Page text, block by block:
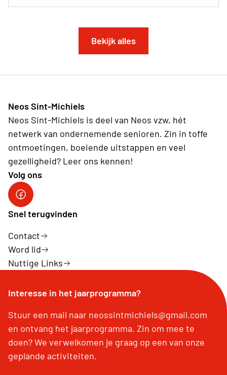
Bekijk alles
Neos Sint-Michiels
Neos Sint-Michiels is deel van Neos vzw, hét
netwerk van ondernemende senioren. Zin in toffe
ontmoetingen, boeiende uitstappen en veel
gezelligheid? Leer ons kennen!
Volg ons
Sint-Michiels op Facebook
Snel terugvinden
Contact
Word lid
Nuttige Links
Interesse in het jaarprogramma?
Stuur een mail naar neossintmichiels@gmail.com
en ontvang het jaarprogramma. Zin om mee te
doen? We verwelkomen je graag op een van onze
geplande activiteiten.